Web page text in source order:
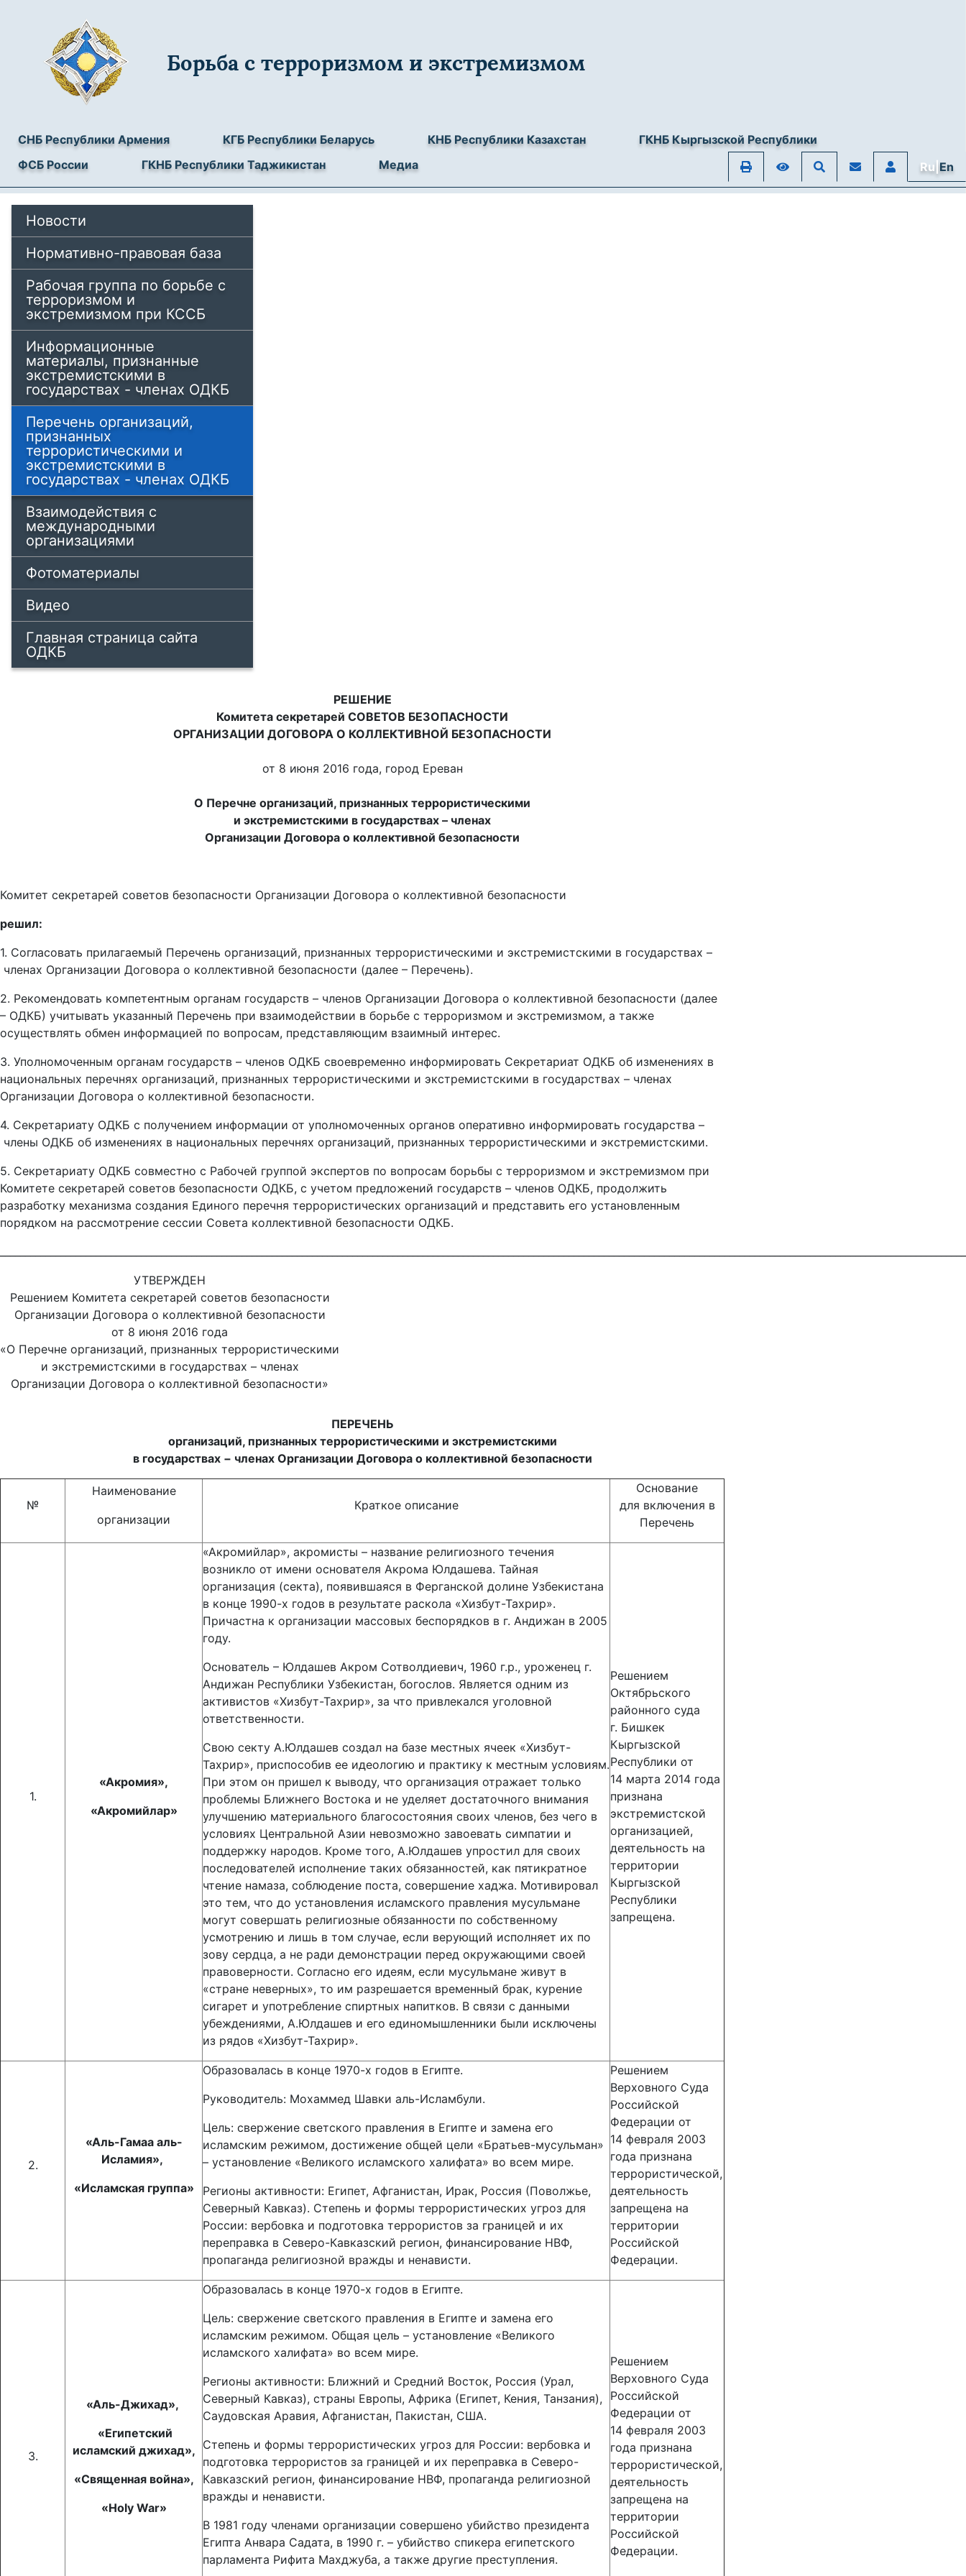
Борьба с терроризмом и экстремизмом
СНБ Республики Армения КГБ Республики Беларусь КНБ Республики Казахстан
ГКНБ Кыргызской Республики
ФСБ России
ГКНБ Республики Таджикистан Медиа Ru|En
Новости
Нормативно-правовая база
Рабочая группа по борьбе с
терроризмом и
экстремизмом при КССБ
Информационные
материалы, признанные
экстремистскими в
государствах - членах ОДКБ
Перечень организаций,
признанных
террористическими и
экстремистскими в
государствах - членах ОДКБ
Взаимодействия с
международными
организациями
Фотоматериалы
Видео
Главная страница сайта
ОДКБ
РЕШЕНИЕ
Комитета секретарей СОВЕТОВ БЕЗОПАСНОСТИ
ОРГАНИЗАЦИИ ДОГОВОРА О КОЛЛЕКТИВНОЙ БЕЗОПАСНОСТИ
от 8 июня 2016 года, город Ереван
О Перечне организаций, признанных террористическими
и экстремистскими в государствах – членах
Организации Договора о коллективной безопасности
Комитет секретарей советов безопасности Организации Договора о коллективной безопасности
решил:
1. Согласовать прилагаемый Перечень организаций, признанных террористическими и экстремистскими в государствах –
членах Организации Договора о коллективной безопасности (далее – Перечень).
2. Рекомендовать компетентным органам государств – членов Организации Договора о коллективной безопасности (далее
– ОДКБ) учитывать указанный Перечень при взаимодействии в борьбе с терроризмом и экстремизмом, а также
осуществлять обмен информацией по вопросам, представляющим взаимный интерес.
3. Уполномоченным органам государств – членов ОДКБ своевременно информировать Секретариат ОДКБ об изменениях в
национальных перечнях организаций, признанных террористическими и экстремистскими в государствах – членах
Организации Договора о коллективной безопасности.
4. Секретариату ОДКБ с получением информации от уполномоченных органов оперативно информировать государства –
члены ОДКБ об изменениях в национальных перечнях организаций, признанных террористическими и экстремистскими.
5. Секретариату ОДКБ совместно с Рабочей группой экспертов по вопросам борьбы с терроризмом и экстремизмом при
Комитете секретарей советов безопасности ОДКБ, с учетом предложений государств – членов ОДКБ, продолжить
разработку механизма создания Единого перечня террористических организаций и представить его установленным
порядком на рассмотрение сессии Совета коллективной безопасности ОДКБ.
УТВЕРЖДЕН
Решением Комитета секретарей советов безопасности
Организации Договора о коллективной безопасности
от 8 июня 2016 года
«О Перечне организаций, признанных террористическими
и экстремистскими в государствах – членах
Организации Договора о коллективной безопасности»
ПЕРЕЧЕНЬ
организаций, признанных террористическими и экстремистскими
в государствах − членах Организации Договора о коллективной безопасности
№
Наименование
организации
Краткое описание
Основание
для включения в
Перечень
1.
«Акромия»,
«Акромийлар»
«Акромийлар», акромисты – название религиозного течения
возникло от имени основателя Акрома Юлдашева. Тайная
организация (секта), появившаяся в Ферганской долине Узбекистана
в конце 1990-х годов в результате раскола «Хизбут-Тахрир».
Причастна к организации массовых беспорядков в г. Андижан в 2005
году.
Основатель – Юлдашев Акром Сотволдиевич, 1960 г.р., уроженец г.
Андижан Республики Узбекистан, богослов. Является одним из
активистов «Хизбут-Тахрир», за что привлекался уголовной
ответственности.
Свою секту А.Юлдашев создал на базе местных ячеек «Хизбут-
Тахрир», приспособив ее идеологию и практику к местным условиям.
При этом он пришел к выводу, что организация отражает только
проблемы Ближнего Востока и не уделяет достаточного внимания
улучшению материального благосостояния своих членов, без чего в
условиях Центральной Азии невозможно завоевать симпатии и
поддержку народов. Кроме того, А.Юлдашев упростил для своих
последователей исполнение таких обязанностей, как пятикратное
чтение намаза, соблюдение поста, совершение хаджа. Мотивировал
это тем, что до установления исламского правления мусульмане
могут совершать религиозные обязанности по собственному
усмотрению и лишь в том случае, если верующий исполняет их по
зову сердца, а не ради демонстрации перед окружающими своей
правоверности. Согласно его идеям, если мусульмане живут в
«стране неверных», то им разрешается временный брак, курение
сигарет и употребление спиртных напитков. В связи с данными
убеждениями, А.Юлдашев и его единомышленники были исключены
из рядов «Хизбут-Тахрир».
Решением
Октябрьского
районного суда
г. Бишкек
Кыргызской
Республики от
14 марта 2014 года
признана
экстремистской
организацией,
деятельность на
территории
Кыргызской
Республики
запрещена.
2.
«Аль-Гамаа аль-
Исламия»,
«Исламская группа»
Образовалась в конце 1970-х годов в Египте.
Руководитель: Мохаммед Шавки аль-Исламбули.
Цель: свержение светского правления в Египте и замена его
исламским режимом, достижение общей цели «Братьев-мусульман»
– установление «Великого исламского халифата» во всем мире.
Регионы активности: Египет, Афганистан, Ирак, Россия (Поволжье,
Северный Кавказ). Степень и формы террористических угроз для
России: вербовка и подготовка террористов за границей и их
переправка в Северо-Кавказский регион, финансирование НВФ,
пропаганда религиозной вражды и ненависти.
Решением
Верховного Суда
Российской
Федерации от
14 февраля 2003
года признана
террористической,
деятельность
запрещена на
территории
Российской
Федерации.
3.
«Аль-Джихад»,
«Египетский
исламский джихад»,
«Священная война»,
«Holy War»
Образовалась в конце 1970-х годов в Египте.
Цель: свержение светского правления в Египте и замена его
исламским режимом. Общая цель – установление «Великого
исламского халифата» во всем мире.
Регионы активности: Ближний и Средний Восток, Россия (Урал,
Северный Кавказ), страны Европы, Африка (Египет, Кения, Танзания),
Саудовская Аравия, Афганистан, Пакистан, США.
Степень и формы террористических угроз для России: вербовка и
подготовка террористов за границей и их переправка в Северо-
Кавказский регион, финансирование НВФ, пропаганда религиозной
вражды и ненависти.
В 1981 году членами организации совершено убийство президента
Египта Анвара Садата, в 1990 г. – убийство спикера египетского
парламента Рифита Махджуба, а также другие преступления.
Решением
Верховного Суда
Российской
Федерации от
14 февраля 2003
года признана
террористической,
деятельность
запрещена на
территории
Российской
Федерации.